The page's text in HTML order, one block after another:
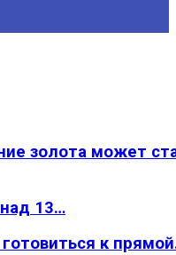
золота может
13…
к